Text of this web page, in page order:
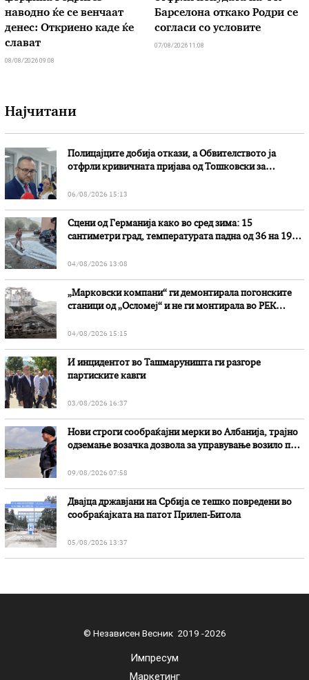
наводно ќе се венчаат
денес: Откриено каде ќе
слават
08/08/2026 09:08
Барселона откако Родри се
согласи со условите
07/08/2026 11:08
Најчитани
Полицајците добија откази, а Обвителството ја
отфрли кривичната пријава од Тошковски за
06/08/2026 15:13
Сцени од Германија како во сред зима: 15
сантиметри град, температурата падна од 36 на 19
04/08/2026 13:08
„Марковски компани“ ги демонтирала погонските
станици од „Осломеј“ и не ги монтирала во РЕК
04/08/2026 15:15
И инцидентот во Ташмаруништa ги разгоре
партиските кавги
03/08/2026 16:37
Нови строги сообраќајни мерки во Aлбанија, трајно
одземање возачка дозвола за управување возило под
09/08/2026 07:58
Двајца државјани на Србија се тешко повредени во
сообраќајката на патот Прилеп-Битола
05/08/2026 13:37
© Независен Весник 2019 -2026
Импресум
Маркетинг